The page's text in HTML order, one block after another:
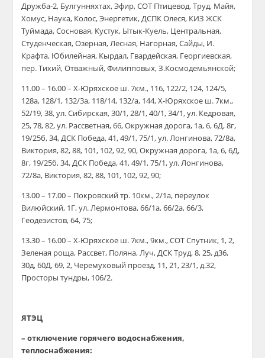
Дружба-2, Булгунняхтах, Эфир, СОТ Птицевод, Труд, Майя,
Хомус, Наука, Колос, Энергетик, ДСПК Олеся, КИЗ ЖСК
Туймада, Сосновая, Кустук, Ытык-Куель, Центральная,
Студенческая, Озерная, Лесная, Нагорная, Сайды, И.
Крафта, Юбилейная, Кырдал, Гвардейская, Георгиевская,
пер. Тихий, Отважный, Филипповых, З.Космодемьянской;
11.00 – 16.00 – Х-Юряхское ш. 7км., 116, 122/2, 124, 124/5,
128а, 128/1, 132/3а, 118/14, 132/а, 144, Х-Юряхское ш. 7км.,
52/19, 38, ул. Сибирская, 30/1, 28/1, 40/1, 34/1, ул. Кедровая,
25, 78, 82, ул. Рассветная, 66, Окружная дорога, 1а, 6, 6Д, 8г,
19/25б, 34, ДСК Победа, 41, 49/1, 75/1, ул. Лонгинова, 72/8а,
Виктория, 82, 88, 101, 102, 92, 90, Окружная дорога, 1а, 6, 6Д,
8г, 19/25б, 34, ДСК Победа, 41, 49/1, 75/1, ул. Лонгинова,
72/8а, Виктория, 82, 88, 101, 102, 92, 90;
13.00 – 17.00 – Покровский тр. 10км., 2/1а, переулок
Вилюйский, 1Г, ул. Лермонтова, 66/1а, 66/2а, 66/3,
Геодезистов, 64, 75;
13.30 – 16.00 – Х-Юряхское ш. 7км., 9км., СОТ Спутник, 1, 2,
Зеленая роща, Рассвет, Поляна, Луч, ДСК Труд, 8, 25, д36,
30д, 60Д, 69, 2, Черемуховый проезд, 11, 21, 23/1, д.32,
Просторы тундры, 106/2.
ЯТЭЦ
– отключение горячего водоснабжения,
теплоснабжения: